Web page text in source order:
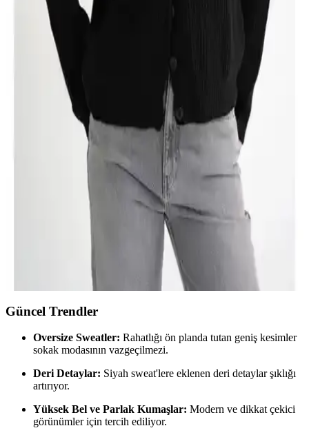
Siyah Uzun Abiye Elbise: Klasik ve Zamansız Moda
Parçasının Stil Analizi
Siyah uzun abiye elbise, özel günlerde tercih edilen klasik ve
zamansız bir moda öğesi olarak şıklık ve stil sunar. Tasarım ve
kullanım alanlarıyla kadın modasında önemli bir yer tutar.
Siyah Boğazlı Kazak Kombinleri: Moda ve
Fonksiyonelliğin Uyumuyla Şık Kış Stili
Siyah boğazlı kazaklar, farklı tarzlara uyum sağlayan, rahat ve şık
seçenekler sunar. Kumaş ve kesim çeşitleriyle her ortamda uygun
kombinasyonlar oluşturabilirsiniz.
Mixray 6943 Kadın V Yaka Siyah Selanik Hırka
Modern ve Şık Tasarım Özellikleri
Mixray 6943 kadın siyah V yaka selanik hırka, yüksek kaliteli
kumaşı ve modern tasarımıyla günlük kullanım için ideal, sıcak tutan
ve şık bir seçenektir.
Güncel Trendler
Oversize Sweatler: Rahatlığı ön planda tutan geniş kesimler
sokak modasının vazgeçilmezi.
Deri Detaylar: Siyah sweat'lere eklenen deri detaylar şıklığı
artırıyor.
Yüksek Bel ve Parlak Kumaşlar: Modern ve dikkat çekici
görünümler için tercih ediliyor.